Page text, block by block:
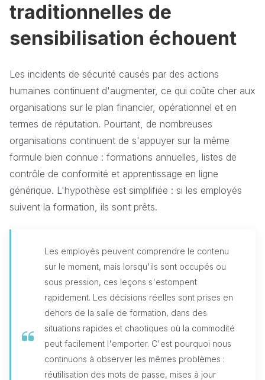
traditionnelles de
sensibilisation échouent
Les incidents de sécurité causés par des actions
humaines continuent d'augmenter, ce qui coûte cher aux
organisations sur le plan financier, opérationnel et en
termes de réputation. Pourtant, de nombreuses
organisations continuent de s'appuyer sur la même
formule bien connue : formations annuelles, listes de
contrôle de conformité et apprentissage en ligne
générique. L'hypothèse est simplifiée : si les employés
suivent la formation, ils sont prêts.
Les employés peuvent comprendre le contenu
sur le moment, mais lorsqu'ils sont occupés ou
sous pression, ces leçons s'estompent
rapidement. Les décisions réelles sont prises en
dehors de la salle de formation, dans des
situations rapides et chaotiques où la commodité
peut facilement l'emporter. C'est pourquoi nous
continuons à observer les mêmes problèmes :
réutilisation des mots de passe, mises à jour